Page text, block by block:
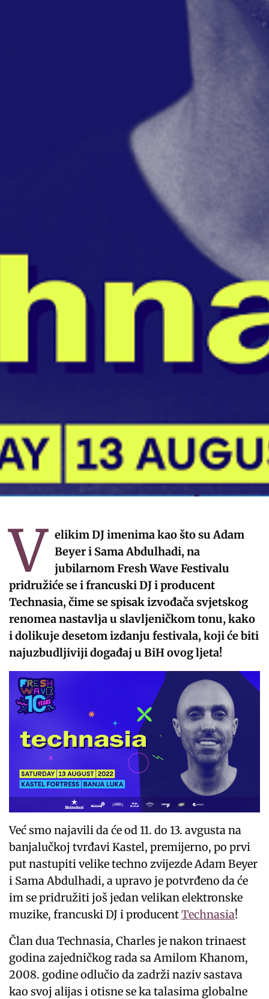
V elikim DJ imenima kao što su Adam
Beyer i Sama Abdulhadi, na
jubilarnom Fresh Wave Festivalu
pridružiće se i francuski DJ i producent
Technasia, čime se spisak izvođača svjetskog
renomea nastavlja u slavljeničkom tonu, kako
i dolikuje desetom izdanju festivala, koji će biti
najuzbudljiviji događaj u BiH ovog ljeta!
Već smo najavili da će od 11. do 13. avgusta na
banjalučkoj tvrđavi Kastel, premijerno, po prvi
put nastupiti velike techno zvijezde Adam Beyer
i Sama Abdulhadi, a upravo je potvrđeno da će
im se pridružiti još jedan velikan elektronske
muzike, francuski DJ i producentTechnasia!
Član dua Technasia, Charles je nakon trinaest
godina zajedničkog rada sa Amilom Khanom,
2008. godine odlučio da zadrži naziv sastava
kao svoj alijas i otisne se ka talasima globalne